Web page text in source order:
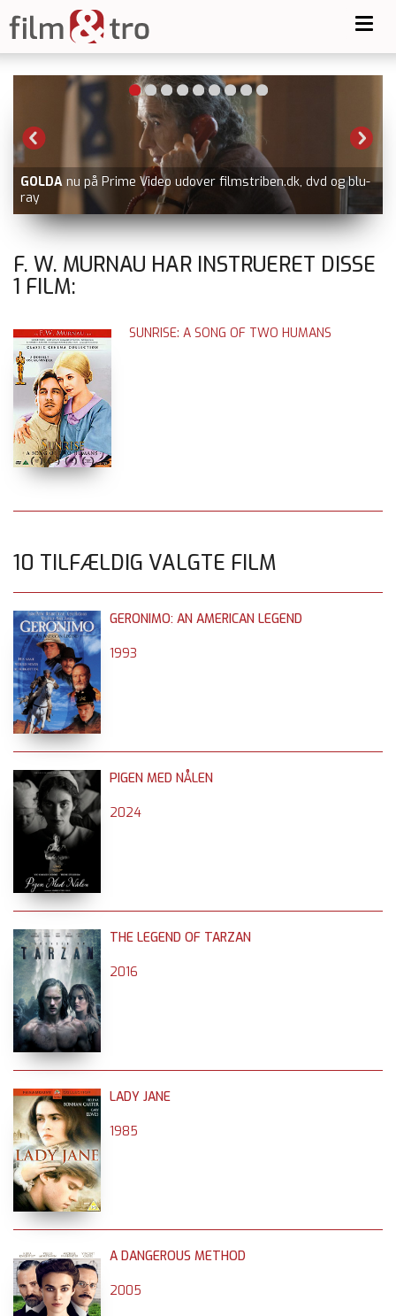
GOLDA nu på Prime Video udover filmstriben.dk, dvd og blu-
ray
F. W. MURNAU HAR INSTRUERET DISSE
1 FILM:
SUNRISE: A SONG OF TWO HUMANS
10 TILFÆLDIG VALGTE FILM
GERONIMO: AN AMERICAN LEGEND
1993
PIGEN MED NÅLEN
2024
THE LEGEND OF TARZAN
2016
LADY JANE
1985
A DANGEROUS METHOD
2005